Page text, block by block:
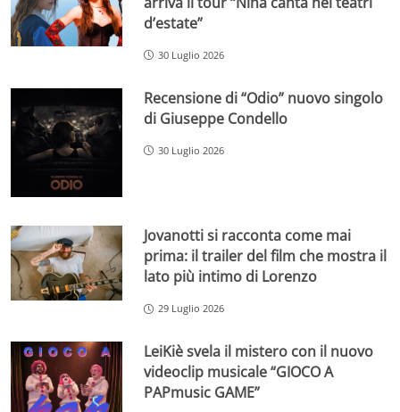
d’estate”
30 Luglio 2026
Recensione di “Odio” nuovo singolo
di Giuseppe Condello
30 Luglio 2026
Jovanotti si racconta come mai
prima: il trailer del film che mostra il
lato più intimo di Lorenzo
29 Luglio 2026
LeiKiè svela il mistero con il nuovo
videoclip musicale “GIOCO A
PAPmusic GAME”